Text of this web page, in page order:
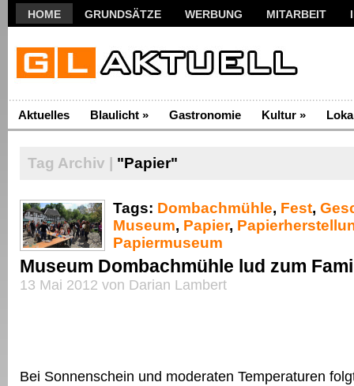
HOME GRUNDSÄTZE WERBUNG MITARBEIT
Aktuelles Blaulicht » Gastronomie Kultur »
Tag Archiv | "Papier"
Tags: Dombachmühle, Fest,
Museum, Papier,
Papiermuseum
Museum Dombachmühle lud zum
13 Mai 2012 von Darian Lambert
Bei Sonnenschein und moderaten Temperaturen